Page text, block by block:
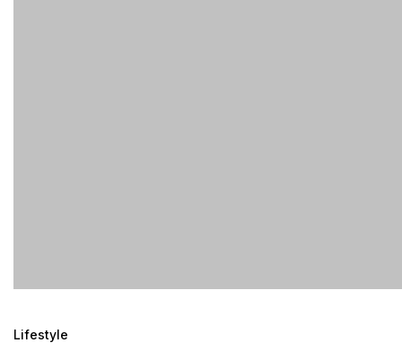
Lifestyle